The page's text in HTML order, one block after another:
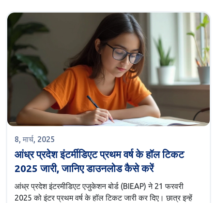
8, मार्च, 2025
आंध्र प्रदेश इंटर्मीडिएट प्रथम वर्ष के हॉल टिकट
2025 जारी, जानिए डाउनलोड कैसे करें
आंध्र प्रदेश इंटरमीडिएट एजुकेशन बोर्ड (BIEAP) ने 21 फरवरी
2025 को इंटर प्रथम वर्ष के हॉल टिकट जारी कर दिए। छात्र इन्हें